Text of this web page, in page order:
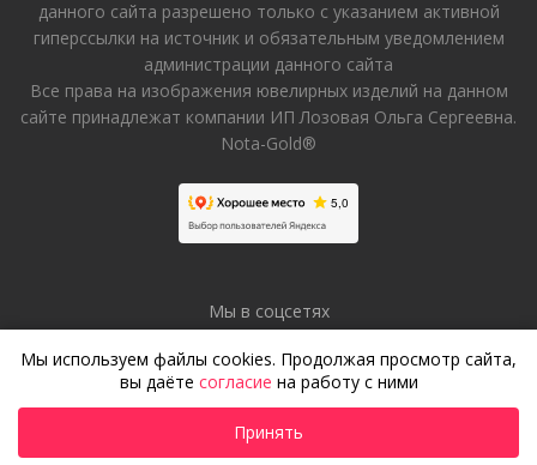
данного сайта разрешено только с указанием активной
гиперссылки на источник и обязательным уведомлением
администрации данного сайта
Все права на изображения ювелирных изделий на данном
сайте принадлежат компании ИП Лозовая Ольга Сергеевна.
Nota-Gold®
Мы в соцсетях
Мы используем файлы cookies. Продолжая просмотр сайта,
вы даёте согласие на работу с ними
Принять